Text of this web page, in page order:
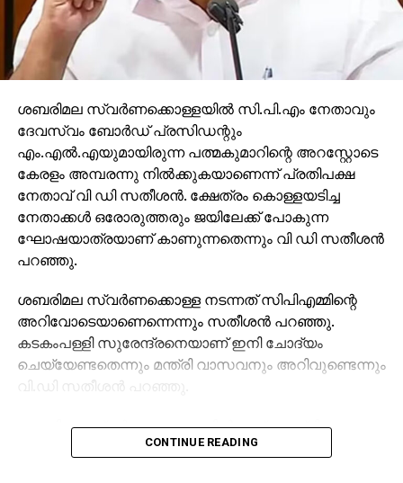
ശബരിമല സ്വര്‍ണക്കൊള്ളയില്‍ സി.പി.എം നേതാവും
ദേവസ്വം ബോര്‍ഡ് പ്രസിഡന്റും
എം.എല്‍.എയുമായിരുന്ന പത്മകുമാറിന്റെ അറസ്റ്റോടെ
കേരളം അമ്പരന്നു നില്‍ക്കുകയാണെന്ന് പ്രതിപക്ഷ
നേതാവ് വി ഡി സതീശന്‍. ക്ഷേത്രം കൊള്ളയടിച്ച
നേതാക്കള്‍ ഒരോരുത്തരും ജയിലേക്ക് പോകുന്ന
ഘോഷയാത്രയാണ് കാണുന്നതെന്നും വി ഡി സതീശന്‍
പറഞ്ഞു.
ശബരിമല സ്വര്‍ണക്കൊള്ള നടന്നത് സിപിഎമ്മിന്റെ
അറിവോടെയാണെന്നെന്നും സതീശന്‍ പറഞ്ഞു.
കടകംപള്ളി സുരേന്ദ്രനെയാണ് ഇനി ചോദ്യം
ചെയ്യേണ്ടതെന്നും മന്ത്രി വാസവനും അറിവുണ്ടെന്നും
വി.ഡി സതീശന്‍ പറഞ്ഞു.
ശബരിമല സ്വര്‍ണക്കൊള്ളയില്‍ മുഖ്യമന്ത്രി
പിണറായി വിജയന്‍ എന്തുകൊണ്ട് മൗനം പാലിക്കുന്നു.
CONTINUE READING